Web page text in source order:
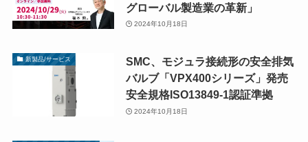
グローバル製造業の革新」
2024年10月18日
新製品/サービス
SMC、モジュラ接続形の安全排気
バルブ「VPX400シリーズ」発売
安全規格ISO13849-1認証準拠
2024年10月18日